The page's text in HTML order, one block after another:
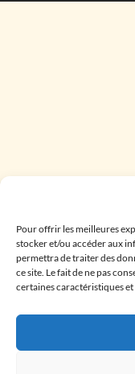
Pour offrir les meilleures
stocker et/ou accéder aux
permettra de traiter des
ce site. Le fait de ne pas
certaines caractéristiques